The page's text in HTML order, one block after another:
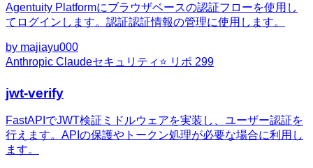
Agentuity Platformにブラウザベースの認証フローを使用し
てログインします。認証認証情報の管理に使用します。
by majiayu000
Anthropic Claudeセキュリティ ⭐ リポ 299
jwt-verify
FastAPIでJWT検証ミドルウェアを実装し、ユーザー認証を
行えます。APIの保護やトークン処理が必要な場合に利用し
ます。